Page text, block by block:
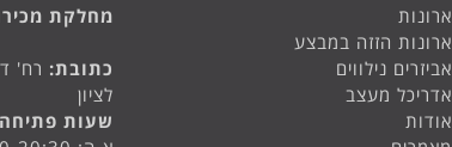
ארונות
ארונות הזזה במבצע
אביזרים נילווים
אדריכל מעצב
אודות
מחלקת
כתובת:
לציון
שעות